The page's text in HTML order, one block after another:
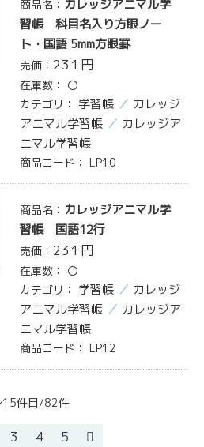
商品名： カレッジアニマル学
習帳 科目名入り方眼ノー
ト・国語 5mm方眼罫
売価： 231 円
在庫数： 〇
カテゴリ： 学習帳
カレッジ
アニマル学習帳
カレッジア
ニマル学習帳
商品コード： LP10
商品名： カレッジアニマル学
習帳 国語12行
売価： 231 円
在庫数： 〇
カテゴリ： 学習帳
カレッジ
アニマル学習帳
カレッジア
ニマル学習帳
商品コード： LP12
15件目/82件
3 4 5